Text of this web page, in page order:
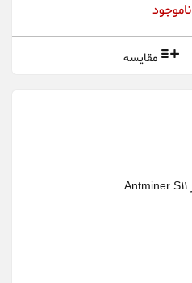
ناموجود
مقایسه